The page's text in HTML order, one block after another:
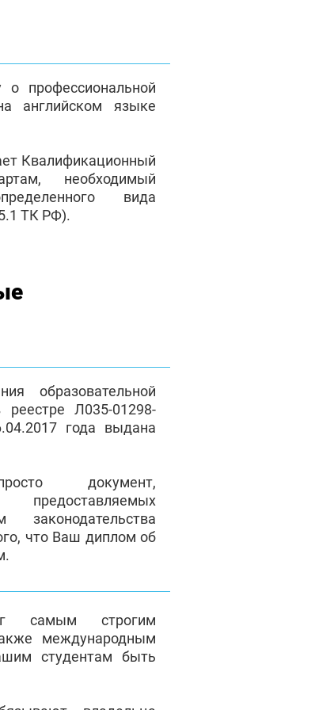
профессиональной
английском языке
Квалификационный
необходимый
вида
ТК РФ).
образовательной
Л035-01298-
года выдана
документ,
законодательства
что Ваш диплом об
самым строгим
международным
студентам быть